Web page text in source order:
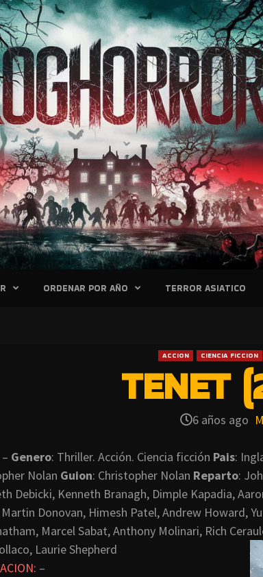
ORDENAR POR AÑO TERROR ASIATICO
ACCION CIENCIA FICCION
TENET
6 años ago
– Genero: Thriller. Acción. Ciencia ficción Pais:
Nolan Guion: Christopher Nolan Reparto:
Debicki, Kenneth Branagh, Dimple Kapadia,
Martin Donovan, Himesh Patel, Andrew Howard,
Marcel Sabat, Anthony Molinari, Rich
Laurie Shepherd
–